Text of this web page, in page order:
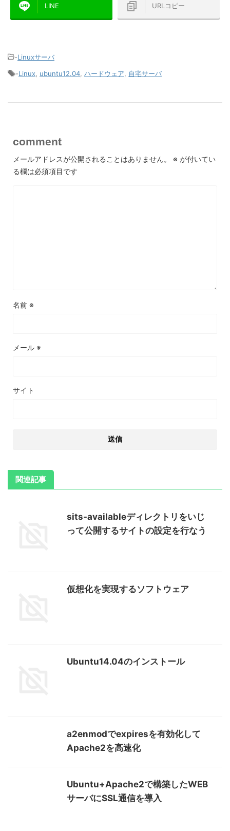
LINE URLコピー
-Linuxサーバ
-Linux ubuntu12.04 ハードウェア 自宅サーバ
comment
メールアドレスが公開されることはありません。 ※ が付いてい
る欄は必須項目です
名前 ※
メール ※
サイト
関連記事
sits-availableディレクトリをいじ
って公開するサイトの設定を行なう
仮想化を実現するソフトウェア
Ubuntu14.04のインストール
a2enmodでexpiresを有効化して
Apache2を高速化
Ubuntu+Apache2で構築したWEB
サーバにSSL通信を導入